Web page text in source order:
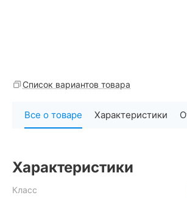
Список вариантов товара
Все о товаре Характеристики
Характеристики
Класс